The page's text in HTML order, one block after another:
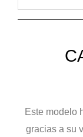
Este modelo
gracias a su